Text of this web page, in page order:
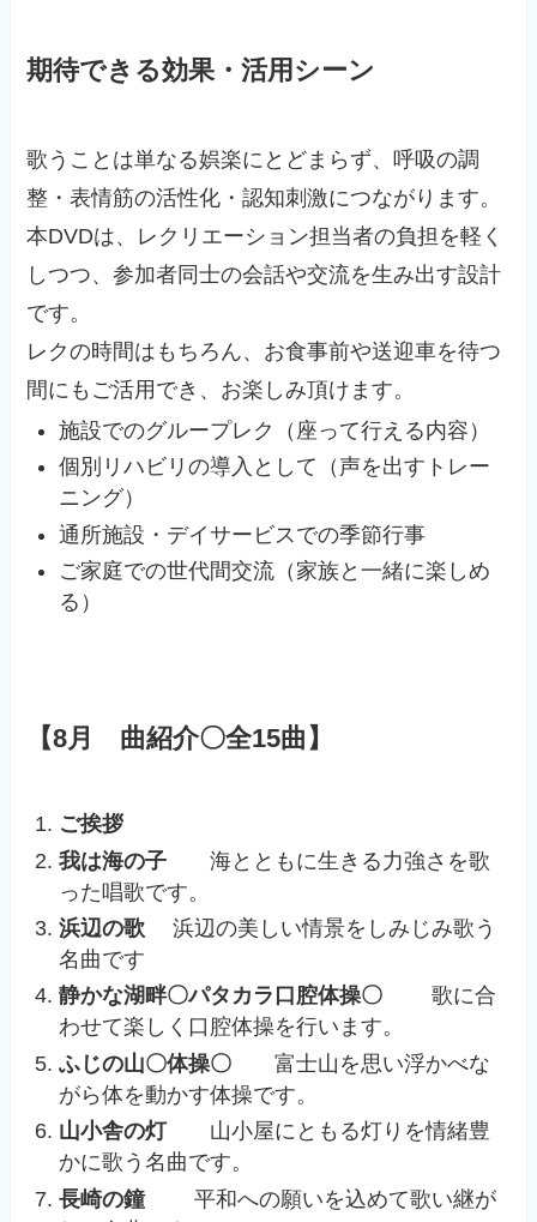
期待できる効果・活用シーン
歌うことは単なる娯楽にとどまらず、呼吸の調
整・表情筋の活性化・認知刺激につながります。
本DVDは、レクリエーション担当者の負担を軽く
しつつ、参加者同士の会話や交流を生み出す設計
です。
レクの時間はもちろん、お食事前や送迎車を待つ
間にもご活用でき、お楽しみ頂けます。
施設でのグループレク（座って行える内容）
個別リハビリの導入として（声を出すトレー
ニング）
通所施設・デイサービスでの季節行事
ご家庭での世代間交流（家族と一緒に楽しめ
る）
【8月 曲紹介〇全15曲】
ご挨拶
我は海の子 海とともに生きる力強さを歌
った唱歌です。
浜辺の歌 浜辺の美しい情景をしみじみ歌う
名曲です
静かな湖畔〇パタカラ口腔体操〇 歌に合
わせて楽しく口腔体操を行います。
ふじの山〇体操〇 富士山を思い浮かべな
がら体を動かす体操です。
山小舎の灯山小屋にともる灯りを情緒豊
かに歌う名曲です。
長崎の鐘平和への願いを込めて歌い継が